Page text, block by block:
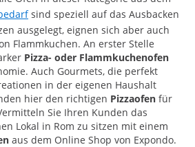
sind speziell auf das Ausbacken
ausgelegt, eignen sich aber auch
Flammkuchen. An erster Stelle
Pizza- oder Flammkuchenofen
Auch Gourmets, die perfekt
in der eigenen Haushalt
hier den richtigen Pizzaofen für
Sie Ihren Kunden das
Lokal in Rom zu sitzen mit einem
aus dem Online Shop von Expondo.